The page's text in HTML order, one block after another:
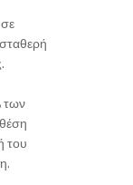
των
του